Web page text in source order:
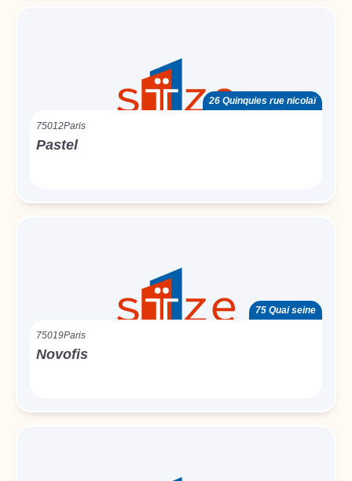
26 Quinquies rue nicolaï
75012Paris
Pastel
75 Quai seine
75019Paris
Novofis